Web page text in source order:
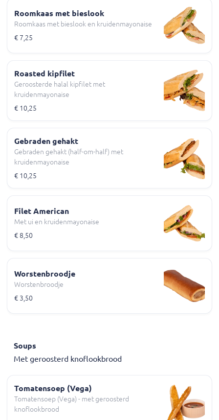
Roomkaas met bieslook
Roomkaas met bieslook en kruidenmayonaise
€ 7,25
Roasted kipfilet
Geroosterde halal kipfilet met
kruidenmayonaise
€ 10,25
Gebraden gehakt
Gebraden gehakt (half-om-half) met
kruidenmayonaise
€ 10,25
Filet American
Met ui en kruidenmayonaise
€ 8,50
Worstenbroodje
Worstenbroodje
€ 3,50
Soups
Met geroosterd knoflookbrood
Tomatensoep (Vega)
Tomatensoep (Vega) - met geroosterd
knoflookbrood